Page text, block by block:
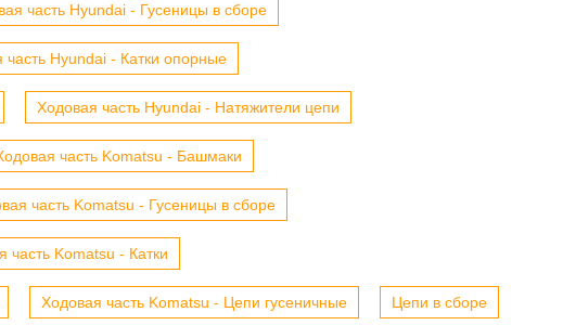
часть Hyundai - Гусеницы в сборе
часть Hyundai - Катки опорные
Ходовая часть Hyundai - Натяжители цепи
часть Komatsu - Башмаки
часть Komatsu - Гусеницы в сборе
часть Komatsu - Катки
Ходовая часть Komatsu - Цепи гусеничные Цепи в сборе